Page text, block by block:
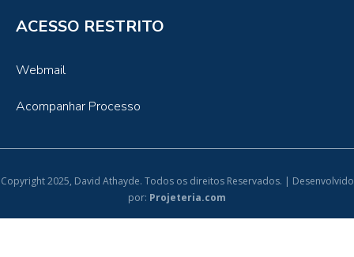
ACESSO RESTRITO
Webmail
Acompanhar Processo
Copyright 2025, David Athayde. Todos os direitos Reservados. | Desenvolvido
por: Projeteria.com